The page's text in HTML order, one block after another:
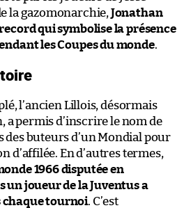
la gazomonarchie, Jonathan
qui symbolise la présence
les Coupes du monde.
l’ancien Lillois, désormais
a permis d’inscrire le nom de
des buteurs d’un Mondial pour
d’affilée. En d’autres termes,
1966 disputée en
un joueur de la Juventus a
chaque tournoi. C’est